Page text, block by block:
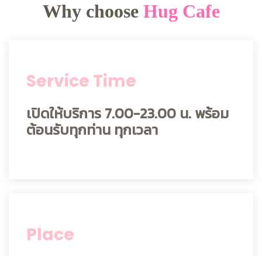
Why choose Hug Cafe
Service Time
เปิดให้บริการ 7.00-23.00 น. พร้อม
ต้อนรับทุกท่าน ทุกเวลา
Place